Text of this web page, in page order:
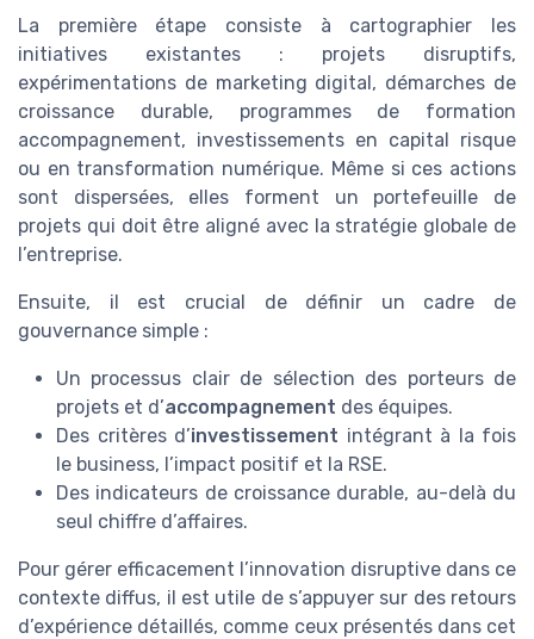
La première étape consiste à cartographier les
initiatives existantes : projets disruptifs,
expérimentations de marketing digital, démarches de
croissance durable, programmes de formation
accompagnement, investissements en capital risque
ou en transformation numérique. Même si ces actions
sont dispersées, elles forment un portefeuille de
projets qui doit être aligné avec la stratégie globale de
l’entreprise.
Ensuite, il est crucial de définir un cadre de
gouvernance simple :
Un processus clair de sélection des porteurs de
projets et d’accompagnement des équipes.
Des critères d’investissement intégrant à la fois
le business, l’impact positif et la RSE.
Des indicateurs de croissance durable, au-delà du
seul chiffre d’affaires.
Pour gérer efficacement l’innovation disruptive dans ce
contexte diffus, il est utile de s’appuyer sur des retours
d’expérience détaillés, comme ceux présentés dans cet